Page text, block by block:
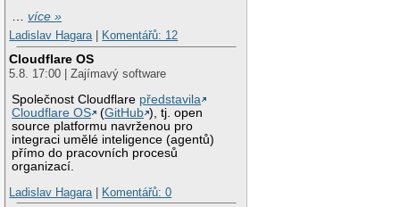
…více »
Ladislav Hagara| Komentářů: 12
Cloudflare OS
5.8. 17:00 | Zajímavý software
Společnost Cloudflare představila
Cloudflare OS
(GitHub ), tj. open
source platformu navrženou pro
integraci umělé inteligence (agentů)
přímo do pracovních procesů
organizací.
Ladislav Hagara| Komentářů: 0